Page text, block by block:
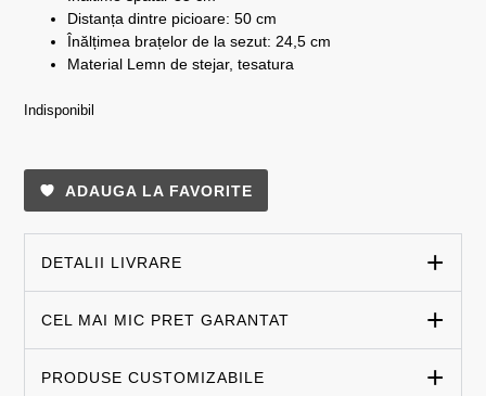
Distanța dintre picioare: 50 cm
Înălțimea brațelor de la sezut: 24,5 cm
Material Lemn de stejar, tesatura
Indisponibil
ADAUGA LA FAVORITE
DETALII LIVRARE
CEL MAI MIC PRET GARANTAT
PRODUSE CUSTOMIZABILE